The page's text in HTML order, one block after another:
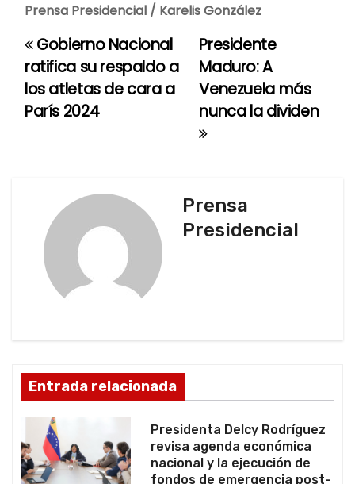
Prensa Presidencial / Karelis González
N
a
v
d
e
e
Presidente
Maduro: A
Venezuela más
nunca la dividen
Gobierno Nacional
ratifica su respaldo a
los atletas de cara a
París 2024
Prensa
Presidencial
Entrada relacionada
Presidenta Delcy Rodríguez
revisa agenda económica
nacional y la ejecución de
fondos de emergencia post-